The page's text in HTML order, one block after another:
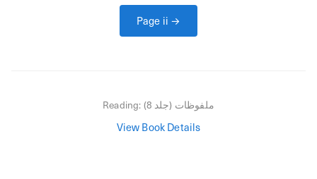
Page ii →
Reading: ملفوظات (جلد 8)
View Book Details